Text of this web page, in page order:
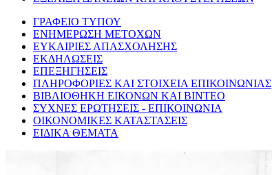
ΓΡΑΦΕΙΟ ΤΥΠΟΥ
ΕΝΗΜΕΡΩΣΗ ΜΕΤΟΧΩΝ
ΕΥΚΑΙΡΙΕΣ ΑΠΑΣΧΟΛΗΣΗΣ
ΕΚΔΗΛΩΣΕΙΣ
ΕΠΕΞΗΓΗΣΕΙΣ
ΠΛΗΡΟΦΟΡΙΕΣ ΚΑΙ ΣΤΟΙΧΕΙΑ ΕΠΙΚΟΙΝΩΝΙΑΣ
ΒΙΒΛΙΟΘΗΚΗ ΕΙΚΟΝΩΝ ΚΑΙ ΒΙΝΤΕΟ
ΣΥΧΝΕΣ ΕΡΩΤΗΣΕΙΣ - ΕΠΙΚΟΙΝΩΝΙΑ
ΟΙΚΟΝΟΜΙΚΕΣ ΚΑΤΑΣΤΑΣΕΙΣ
ΕΙΔΙΚΑ ΘΕΜΑΤΑ